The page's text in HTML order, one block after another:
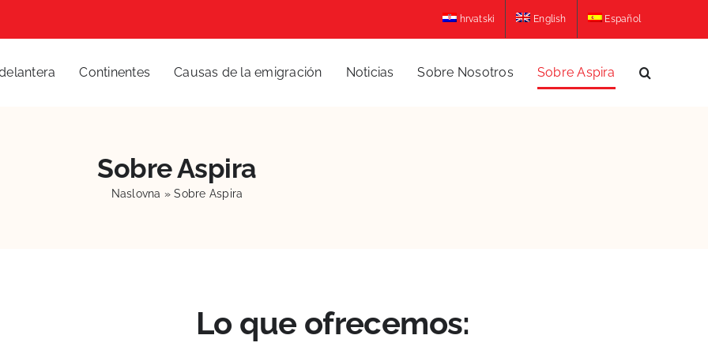
hrvatski English Español
Continentes Causas de la emigración Noticias Sobre Nosotros Sobre Aspira
Sobre Aspira
Naslovna »Sobre Aspira
Lo que ofrecemos: